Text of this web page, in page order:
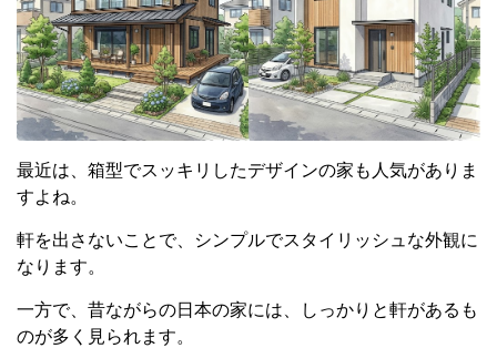
最近は、箱型でスッキリしたデザインの家も人気がありま
すよね。
軒を出さないことで、シンプルでスタイリッシュな外観に
なります。
一方で、昔ながらの日本の家には、しっかりと軒があるも
のが多く見られます。